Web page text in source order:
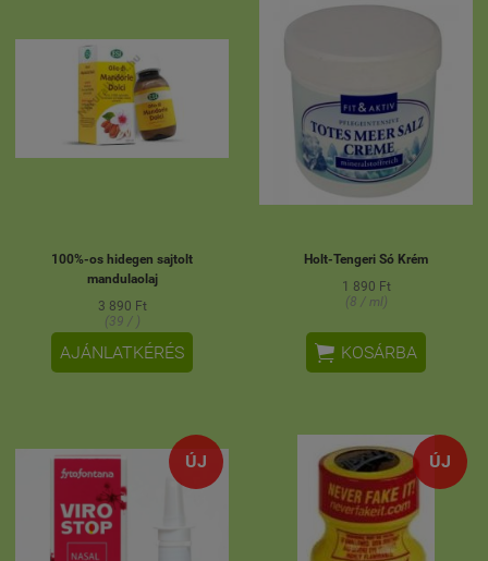
100%-os hidegen sajtolt
mandulaolaj
3 890 Ft
(39 / )
AJÁNLATKÉRÉS
Holt-Tengeri Só Krém
1 890 Ft
(8 / ml)
 KOSÁRBA
ÚJ ÚJ